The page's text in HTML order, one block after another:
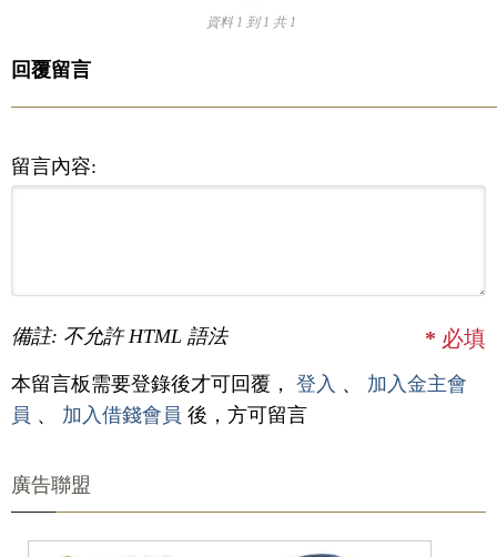
資料 1 到 1 共 1
回覆留言
留言內容:
備註: 不允許 HTML 語法 * 必填
本留言板需要登錄後才可回覆， 登入 、 加入金主會
員 、 加入借錢會員 後，方可留言
廣告聯盟